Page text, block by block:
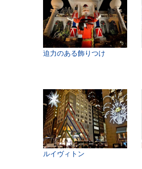
迫力のある飾りつけ
ルイヴィトン